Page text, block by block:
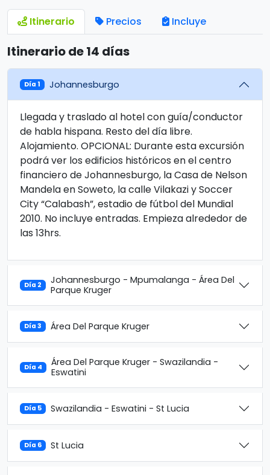
Itinerario Precios Incluye
Itinerario de 14 días
Día 1 Johannesburgo
Llegada y traslado al hotel con guía/conductor
de habla hispana. Resto del día libre.
Alojamiento. OPCIONAL: Durante esta excursión
podrá ver los edificios históricos en el centro
financiero de Johannesburgo, la Casa de Nelson
Mandela en Soweto, la calle Vilakazi y Soccer
City “Calabash”, estadio de fútbol del Mundial
2010. No incluye entradas. Empieza alrededor de
las 13hrs.
Día 2
Johannesburgo - Mpumalanga - Área Del
Parque Kruger
Día 3 Área Del Parque Kruger
Día 4
Área Del Parque Kruger - Swazilandia -
Eswatini
Día 5 Swazilandia - Eswatini - St Lucia
Día 6 St Lucia